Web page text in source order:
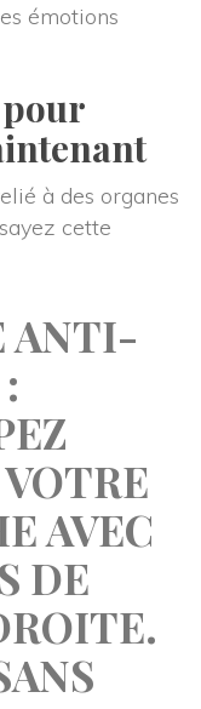
émotions
à des organes
cette
ANTI-
AVEC
DE